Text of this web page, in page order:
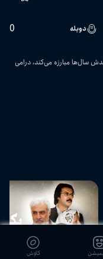
دوبله 0
فرزندش سال‌ها مبارزه می‌کند، درامی
کاوش